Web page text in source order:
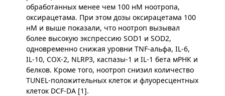
обработанных менее чем 100 нМ ноотропа,
оксирацетама. При этом дозы оксирацетама 100
нМ и выше показали, что ноотроп вызывал
более высокую экспрессию SOD1 и SOD2,
одновременно снижая уровни TNF-альфа, IL-6,
IL-10, COX-2, NLRP3, каспазы-1 и IL-1 бета мРНК и
белков. Кроме того, ноотроп снизил количество
TUNEL-положительных клеток и флуоресцентных
клеток DCF-DA [1].